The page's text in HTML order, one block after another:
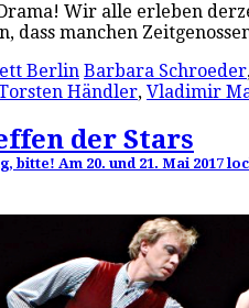
Wir alle erleben
dass manchen
Berlin Barbara Schroeder
Händler, Vladimir
der Stars
bitte! Am 20. und 21. Mai 2017